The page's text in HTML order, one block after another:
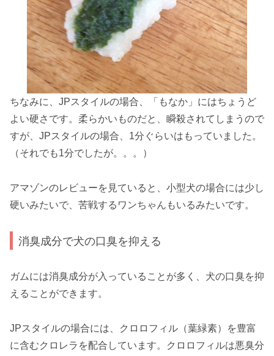
ちなみに、JPスタイルの場合、「もなか」にはちょうど
よい硬さです。柔らかいものだと、瞬殺されてしまうので
すが、JPスタイルの場合、1分ぐらいはもっていました。
（それでも1分でしたが。。。）
アマゾンのレビューを見ていると、小型犬の場合には少し
硬いみたいで、苦戦するワンちゃんもいるみたいです。
消臭成分で犬の口臭を抑える
ガムには消臭成分が入っていることが多く、犬の口臭を抑
えることができます。
JPスタイルの場合には、クロロフィル（葉緑素）を豊富
に含むクロレラを配合しています。クロロフィルは悪臭分